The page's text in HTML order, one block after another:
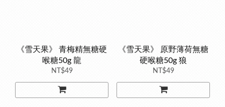
《雪天果》 青梅精無糖硬
喉糖50g 龍
NT$49
《雪天果》 原野薄荷無糖
硬喉糖50g 狼
NT$49